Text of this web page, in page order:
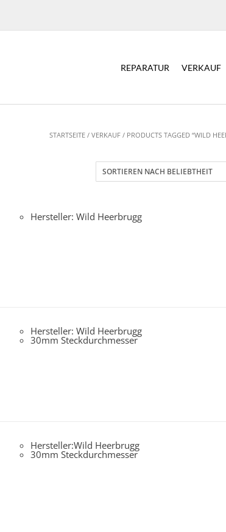
REPARATUR VERKAUF
STARTSEITE /VERKAUF / PRODUCTS TAGGED “WILD
Hersteller: Wild Heerbrugg
Hersteller: Wild Heerbrugg
30mm Steckdurchmesser
Hersteller:Wild Heerbrugg
30mm Steckdurchmesser